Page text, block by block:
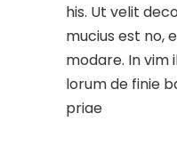
his. Ut velit
mucius est no,
modare. In vim
lorum de finie
priae